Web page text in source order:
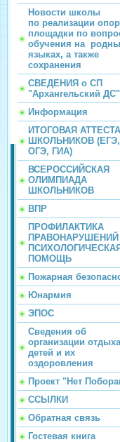
Новости школы
по реализации
площадки по
обучения на
языках, а также
сохранения
СВЕДЕНИЯ о СП
"Архангельский ДС"
Информация
ИТОГОВАЯ
ШКОЛЬНИКОВ (ЕГЭ,
ОГЭ, ГИА)
ВСЕРОССИЙСКАЯ
ОЛИМПИАДА
ШКОЛЬНИКОВ
ВПР
ПРОФИЛАКТИКА
ПРАВОНАРУШЕНИЙ
ПСИХОЛОГИЧЕСКАЯ
ПОМОЩЬ
Пожарная
Юнармия
ЭПОС
Сведения об
организации отдыха
детей и их
оздоровления
Проект "Нет
ССЫЛКИ
Обратная связь
Гостевая книга